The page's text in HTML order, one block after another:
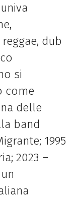
dub
si
come
delle
band
1995
2023 –